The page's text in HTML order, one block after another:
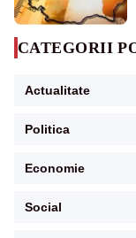
CATEGORII
Actualitate
Politica
Economie
Social